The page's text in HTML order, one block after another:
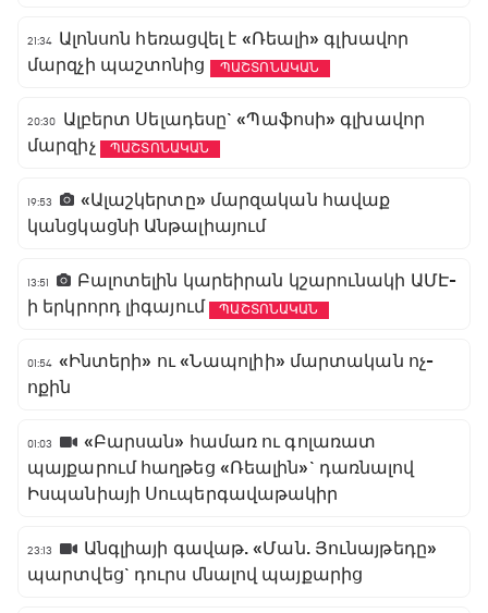
21:34 Ալոնսոն հեռացվել է «Ռեալի» գլխավոր
մարզչի պաշտոնից
ՊԱՇՏՈՆԱԿԱՆ
20:30
Ալբերտ Սելադեսը` «Պաֆոսի» գլխավոր
մարզիչ
ՊԱՇՏՈՆԱԿԱՆ
19:53
«Ալաշկերտը» մարզական հավաք
կանցկացնի Անթալիայում
13:51
Բալոտելին կարեիրան կշարունակի ԱՄԷ-
ի երկրորդ լիգայում
ՊԱՇՏՈՆԱԿԱՆ
01:54 «Ինտերի» ու «Նապոլիի» մարտական ոչ-
ոքին
01:03
«Բարսան» համառ ու գոլառատ
պայքարում հաղթեց «Ռեալին»` դառնալով
Իսպանիայի Սուպերգավաթակիր
23:13
Անգլիայի գավաթ. «Ման. Յունայթեդը»
պարտվեց` դուրս մնալով պայքարից